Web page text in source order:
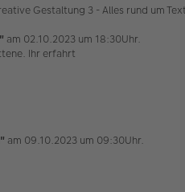
Gestaltung 3 - Alles rund um
am 02.10.2023 um 18:30Uhr.
Ihr erfahrt
am 09.10.2023 um 09:30Uhr.